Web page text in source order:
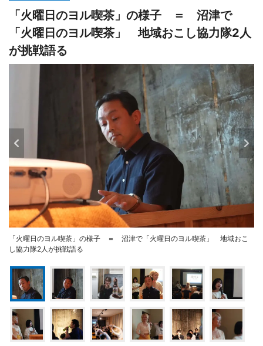
「火曜日のヨル喫茶」の様子 ＝ 沼津で
「火曜日のヨル喫茶」 地域おこし協力隊2人
が挑戦語る
「火曜日のヨル喫茶」の様子 ＝ 沼津で「火曜日のヨル喫茶」 地域おこ
し協力隊2人が挑戦語る